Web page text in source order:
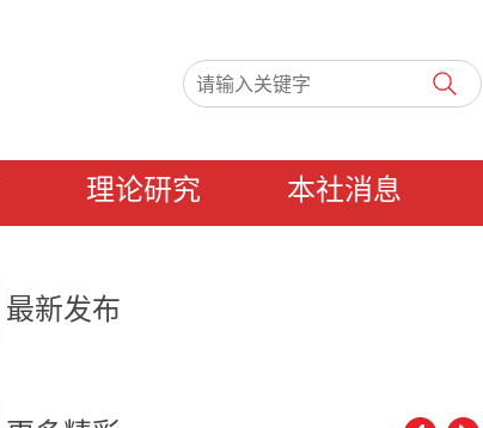
理论研究 本社消息
最新发布